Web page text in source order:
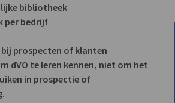
bibliotheek
per bedrijf
prospecten of klanten
dVO te leren kennen, niet om het
in prospectie of